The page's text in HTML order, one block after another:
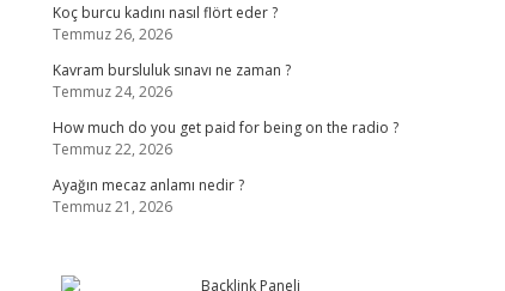
Koç burcu kadını nasıl flört eder ?
Temmuz 26, 2026
Kavram bursluluk sınavı ne zaman ?
Temmuz 24, 2026
How much do you get paid for being on the radio ?
Temmuz 22, 2026
Ayağın mecaz anlamı nedir ?
Temmuz 21, 2026